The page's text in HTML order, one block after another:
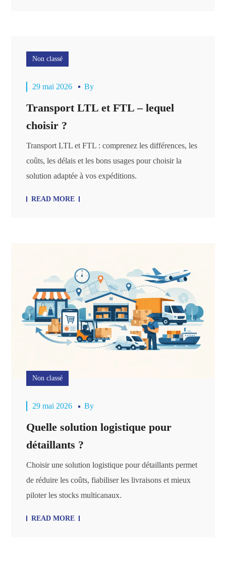
Non classé
29 mai 2026 By
Transport LTL et FTL – lequel
choisir ?
Transport LTL et FTL : comprenez les différences, les
coûts, les délais et les bons usages pour choisir la
solution adaptée à vos expéditions.
READ MORE
Non classé
29 mai 2026 By
Quelle solution logistique pour
détaillants ?
Choisir une solution logistique pour détaillants permet
de réduire les coûts, fiabiliser les livraisons et mieux
piloter les stocks multicanaux.
READ MORE